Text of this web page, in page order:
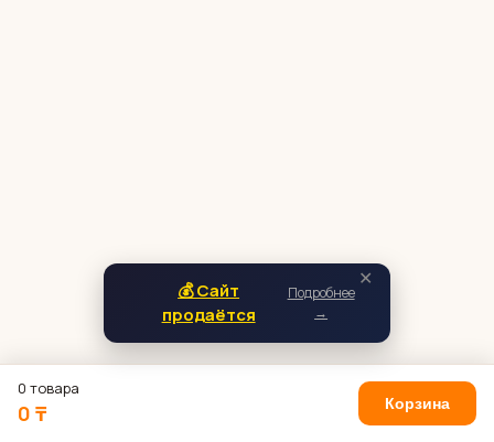
✕
💰 Сайт
продаётся
Подробнее
→
0 товара
0 ₸ Корзина